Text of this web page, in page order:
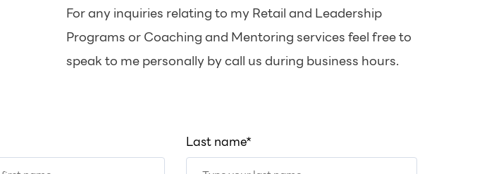
For any inquiries relating to my Retail and Leadership
Programs or Coaching and Mentoring services feel free to
speak to me personally by call us during business hours.
Last name*